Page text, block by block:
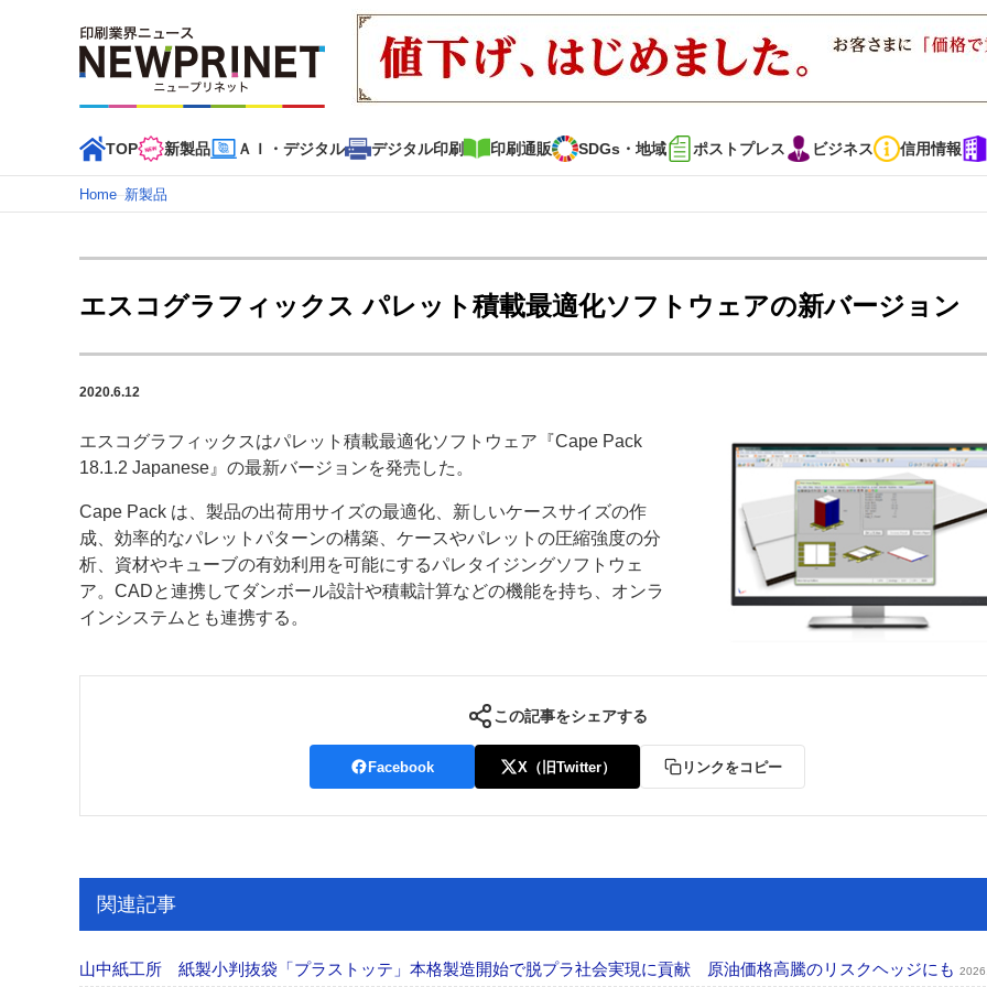
TOP 新製品 ＡＩ・デジタル デジタル印刷 印刷通販 SDGs・地域 ポストプレス ビジネス 信用情報
インデックス
TOP 新着記事 特集記事 動画コンテンツ インタビュー コレクション
カテゴリー一覧
新商品 新製品 ＡＩ・デジタル デジタル印刷 印刷通販 SDGs・地域 ポストプレス ビジネス イベント 信用情報
特集記事カテゴリー一覧
特集・デジタル印刷 アイデアで勝負！ ～多様なビジネス・多彩な商材～ JAPAN PACK 2023 特集
中古印刷機・製本機特集
特集・デジタル印刷 ～ 新成長軌道を描く
案内
発刊案内 JFPI印刷用語集 印刷機材年鑑
会社案内 購読・購入申し込み サイトポリシー お問い合わせ
Home–新製品
エスコグラフィックス パレット積載最適化ソフトウェアの新バージョン
2020.6.12
エスコグラフィックスはパレット積載最適化ソフトウェア『Cape Pack
18.1.2 Japanese』の最新バージョンを発売した。
Cape Pack は、製品の出荷用サイズの最適化、新しいケースサイズの作
成、効率的なパレットパターンの構築、ケースやパレットの圧縮強度の分
析、資材やキューブの有効利用を可能にするパレタイジングソフトウェ
ア。CADと連携してダンボール設計や積載計算などの機能を持ち、オンラ
インシステムとも連携する。
この記事をシェアする
Facebook X（旧Twitter） リンクをコピー
関連記事
山中紙工所 紙製小判抜袋「プラストッテ」本格製造開始で脱プラ社会実現に貢献 原油価格高騰のリスクヘッジにも